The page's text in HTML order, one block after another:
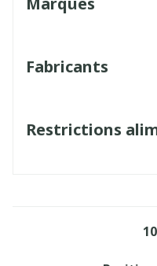
Fabricants
Restrictions
10